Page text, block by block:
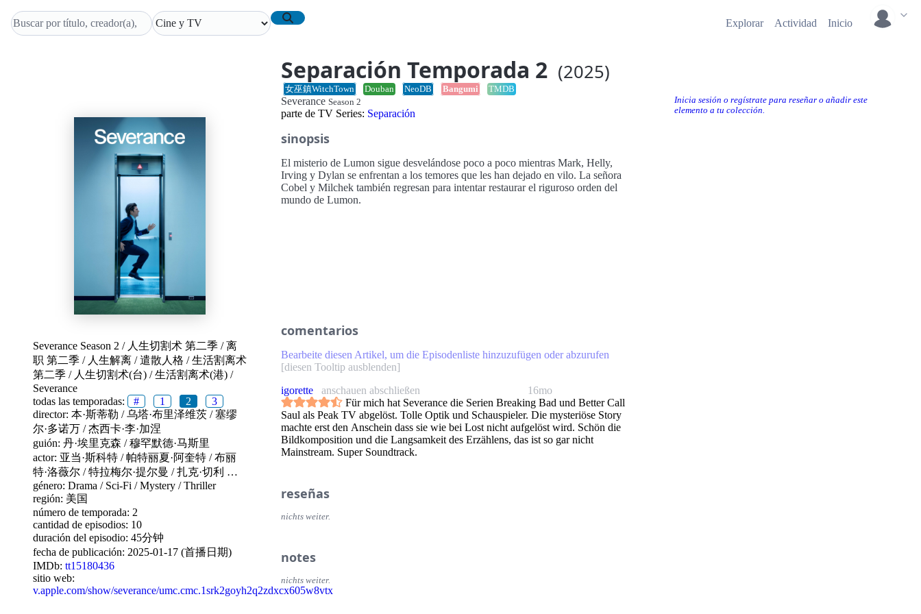
Explorar Actividad Inicio
Separación Temporada 2 (2025)
女巫鎮WitchTown Douban NeoDB Bangumi
TMDB
Inicia sesión o regístrate para reseñar o añadir este
elemento a tu colección.
Severance Season 2 / 人生切割术 第二季 /离
职 第二季 / 人生解离 /遣散人格 /生活割离术
第二季 / 人生切割术(台) /生活割离术(港) /
Severance
todas las temporadas:
# 1 2
3
director: 本·斯蒂勒 /乌塔·布里泽维茨 /塞缪
尔·多诺万 /杰西卡·李·加涅
guión: 丹·埃里克森 /穆罕默德·马斯里
actor: 亚当·斯科特 /帕特丽夏·阿奎特 /布丽
特·洛薇尔 /特拉梅尔·提尔曼 /扎克·切利 …
género: Drama / Sci-Fi /Mystery /Thriller
región: 美国
número de temporada: 2
cantidad de episodios: 10
duración del episodio: 45分钟
fecha de publicación: 2025-01-17 (首播日期)
IMDb: tt15180436
sitio web:
v.apple.com/show/severance/umc.cmc.1srk2goyh2q2zdxcx605w8vtx
Severance Season 2
parte de TV Series: Separación
sinopsis
El misterio de Lumon sigue desvelándose poco a poco mientras Mark, Helly,
Irving y Dylan se enfrentan a los temores que les han dejado en vilo. La señora
Cobel y Milchek también regresan para intentar restaurar el riguroso orden del
mundo de Lumon.
comentarios
Bearbeite diesen Artikel, um die Episodenliste hinzuzufügen oder abzurufen
[diesen Tooltip ausblenden]
16mo
igorette
anschauen abschließen
Für mich hat Severance die Serien Breaking Bad und Better Call
Saul als Peak TV abgelöst. Tolle Optik und Schauspieler. Die mysteriöse Story
machte erst den Anschein dass sie wie bei Lost nicht aufgelöst wird. Schön die
Bildkomposition und die Langsamkeit des Erzählens, das ist so gar nicht
Mainstream. Super Soundtrack.
reseñas
nichts weiter.
notes
nichts weiter.